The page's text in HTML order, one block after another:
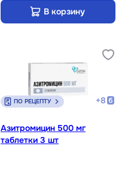
В корзину
ПО РЕЦЕПТУ +8
Азитромицин 500 мг
таблетки 3 шт